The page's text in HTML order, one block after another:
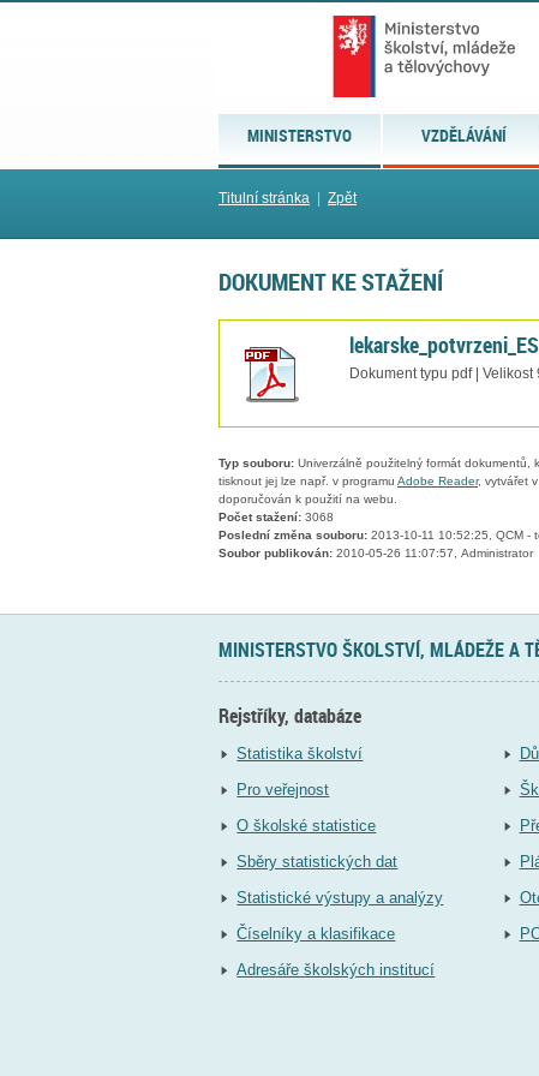
MINISTERSTVO VZDĚLÁVÁNÍ
Titulní stránka Zpět
DOKUMENT KE STAŽENÍ
Dokument typu pdf | Velikost
Typ souboru: Univerzálně použitelný formát dokumentů,
tisknout jej lze např. v programu Adobe Reader, vytvářet
doporučován k použití na webu.
Počet stažení: 3068
Poslední změna souboru: 2013-10-11 10:52:25, QCM -
Soubor publikován: 2010-05-26 11:07:57, Administrator
MINISTERSTVO ŠKOLSTVÍ, MLÁDEŽE A
Rejstříky, databáze
Statistika školství
Pro veřejnost
O školské statistice
Sběry statistických dat
Statistické výstupy a analýzy
Číselníky a klasifikace
Adresáře školských institucí